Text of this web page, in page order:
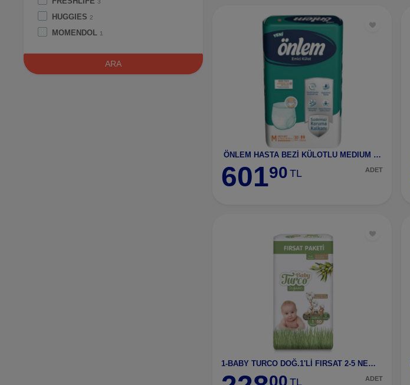
3
HUGGIES 2
MOMENDOL 1
ARA
ÖNLEM HASTA BEZİ KÜLOTLU MEDIUM 30 LU
60190 TL ADET
1-BABY TURCO DOĞ.1'Lİ FIRSAT 2-5 NEWBORN NO:1
00 TL ADET